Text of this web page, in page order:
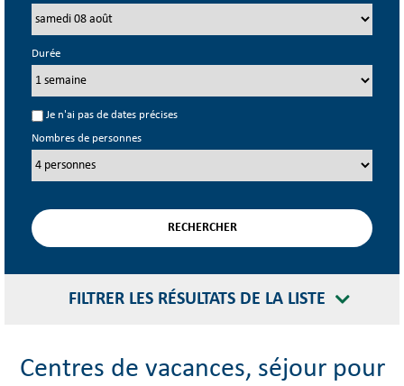
Durée
Je n'ai pas de dates précises
Nombres de personnes
FILTRER LES RÉSULTATS DE LA LISTE
Centres de vacances, séjour pour